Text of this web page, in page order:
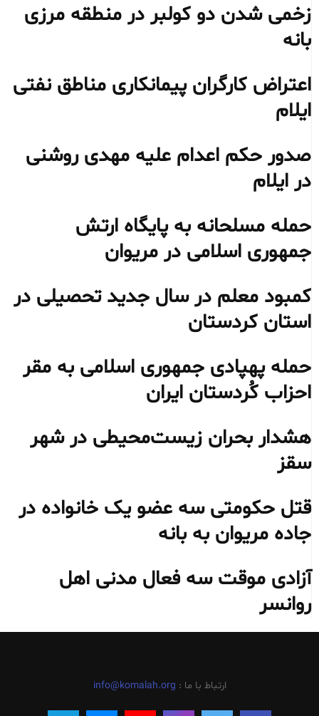
زخمی شدن دو کولبر در منطقه مرزی
بانه
اعتراض کارگران پیمانکاری مناطق نفتی
ایلام
صدور حکم اعدام علیه مهدی روشنی
در ایلام
حمله مسلحانه به پایگاه ارتش
جمهوری اسلامی در مریوان
کمبود معلم در سال جدید تحصیلی در
استان کردستان
حمله پهپادی جمهوری اسلامی به مقر
احزاب کُردستان ایران
هشدار بحران زیست‌محیطی در شهر
سقز
قتل حکومتی سه عضو یک خانواده در
جاده مریوان به بانه
آزادی موقت سه فعال مدنی اهل
روانسر
ارتباط با ما : info@komalah.org